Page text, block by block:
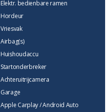
Elektr. bedienbare ramen
Hordeur
Vriesvak
Airbag(s)
Huishoudaccu
Startonderbreker
Achteruitrijcamera
Garage
Apple Carplay / Android Auto